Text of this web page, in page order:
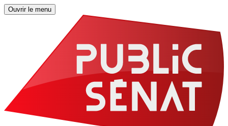
Ouvrir le menu